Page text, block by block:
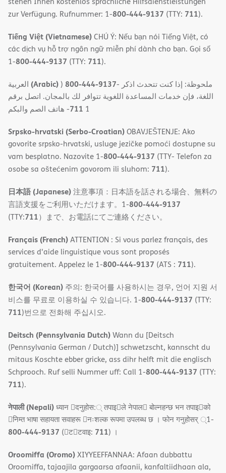
zur Verfügung. Rufnummer: 1-800-444-9137 (TTY: 711).
Tiếng Việt (Vietnamese)CHÚ Ý: Nếu bạn nói Tiếng Việt, có
các dịch vụ hỗ trợ ngôn ngữ miễn phí dành cho bạn. Gọi số
1-800-444-9137 (TTY: 711).
(Arabic)) 800-444-9137- ملحوظة: إذا كنت تتحدث اذكر
اللغة، فإن خدمات المساعدة اللغویة تتوافر لك بالمجان. اتصل برقم
1
711- ھاتف الصم والبكم
Srpsko-hrvatski (Serbo-Croatian)OBAVJEŠTENJE: Ako
govorite srpsko-hrvatski, usluge jezičke pomoći dostupne su
vam besplatno. Nazovite 1-800-444-9137 (TTY- Telefon za
osobe sa oštećenim govorom ili sluhom: 711).
日本語 (Japanese)注意事項：日本語を話される場合、無料の
言語支援をご利用いただけます。1-800-444-9137
(TTY:711）まで、お電話にてご連絡ください。
Français (French)ATTENTION : Si vous parlez français, des
services d'aide linguistique vous sont proposés
gratuitement. Appelez le 1-800-444-9137 (ATS : 711).
한국어 (Korean) 주의: 한국어를 사용하시는 경우, 언어 지원 서
비스를 무료로 이용하실 수 있습니다. 1-800-444-9137 (TTY:
711)번으로 전화해 주십시오.
Deitsch (Pennsylvania Dutch)Wann du [Deitsch
(Pennsylvania German / Dutch)] schwetzscht, kannscht du
mitaus Koschte ebber gricke, ass dihr helft mit die englisch
Schprooch. Ruf selli Nummer uff: Call 1-800-444-9137 (TTY:
711).
नेपाली (Nepali)ध्यान 􀇑दनुहोस:् तपाइ􀉍ले नेपाल􀈣 बोल्नहन्छ भन तपाइ􀉍को
􀇓निम्त भाषा सहायता सवाहरू 􀇓नःशल्क रूपमा उपलब्ध छ । फोन गनुहोसर् ्1-
800-444-9137 (􀇑ट􀇑टवाइ: 711) ।
Oroomiffa (Oromo)XIYYEEFFANNAA: Afaan dubbattu
Oroomiffa, tajaajila gargaarsa afaanii, kanfaltiidhaan ala,